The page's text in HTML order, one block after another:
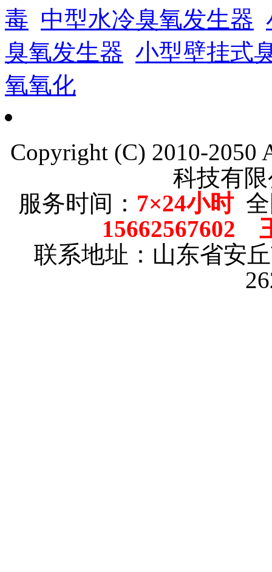
毒 中型水冷臭氧发生器
臭氧发生器 小型壁挂式
氧氧化
Copyright (C) 2010-2050
科技有
服务时间： 7×24小时全
15662567602
联系地址：山东省安